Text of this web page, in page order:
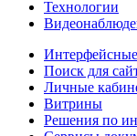
Технологии
Поиск для
Личные
Витрины
Решения по